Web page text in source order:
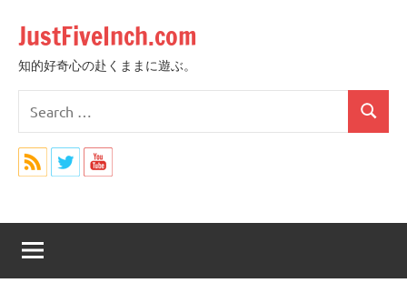
content
JustFiveInch.com
知的好奇心の赴くままに遊ぶ。
for:
Search